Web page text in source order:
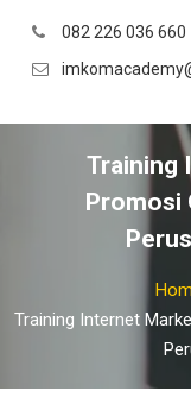
082 226 036 660
Training
Promosi
Training Internet